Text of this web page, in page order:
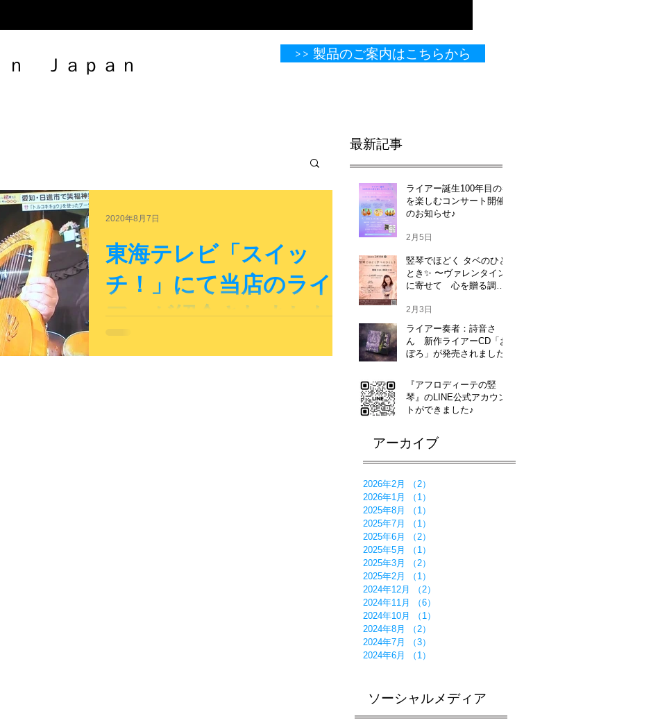
Ｊａｐａｎ​​​​​​​​​​​​ >> 製品のご案内はこちらから
東海テレビ「スイッ
チ！」にて当店のライ
アーが紹介されました♪
にて、リポーターの兵藤大樹さんが当店のオリジナルライア
2020年8月7日
最新記事
ライアー誕生100年目の春
を楽しむコンサート開催
のお知らせ♪
2月5日
竪琴でほどく タベのひと
とき✨ 〜ヴァレンタイン
に寄せて 心を贈る調
2月3日
ライアー奏者：詩音さ
ん 新作ライアーCD「お
ぼろ」が発売されました♪
『アフロディーテの竪
琴』のLINE公式アカウン
トができました♪
アーカイブ
2026年2月 （2）
2026年1月
（1）
2025年8月
（1）
2025年7月
（1）
2025年6月
（2）
2025年5月
（1）
2025年3月
（2）
2025年2月
（1）
2024年12月
（2）
2024年11月
（6）
2024年10月
（1）
2024年8月
（2）
2024年7月
（3）
2024年6月
（1）
ソーシャルメディア